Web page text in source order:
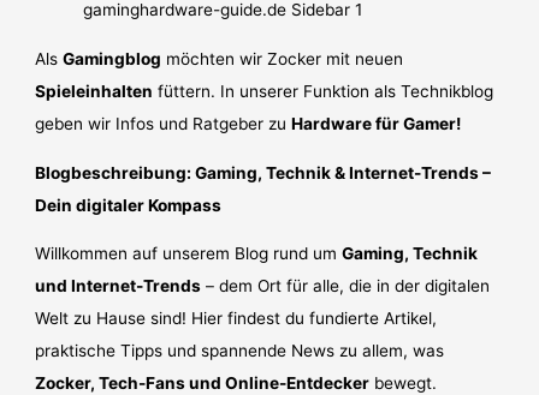
AlsGamingblog möchten wir Zocker mit neuen
Spieleinhalten füttern. In unserer Funktion als Technikblog
geben wir Infos und Ratgeber zuHardware für Gamer!
Blogbeschreibung: Gaming, Technik & Internet-Trends –
Dein digitaler Kompass
Willkommen auf unserem Blog rund umGaming, Technik
und Internet-Trends – dem Ort für alle, die in der digitalen
Welt zu Hause sind! Hier findest du fundierte Artikel,
praktische Tipps und spannende News zu allem, was
Zocker, Tech-Fans und Online-Entdecker bewegt.